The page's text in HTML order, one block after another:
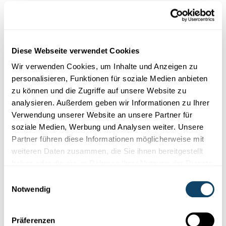
Diese Webseite verwendet Cookies
Wir verwenden Cookies, um Inhalte und Anzeigen zu
personalisieren, Funktionen für soziale Medien anbieten
zu können und die Zugriffe auf unsere Website zu
analysieren. Außerdem geben wir Informationen zu Ihrer
Verwendung unserer Website an unsere Partner für
soziale Medien, Werbung und Analysen weiter. Unsere
Partner führen diese Informationen möglicherweise mit
weiteren Daten zusammen, die Sie ihnen bereitgestellt
Notwendig
Präferenzen
Zeiten
Masken, Übertragung,AstraZeneca-Empfehlungen:
Wissenschaftliche
Evidenzkristallisiertsich meistens aus einem
kontinui...
University of Luxembourg,LCSB